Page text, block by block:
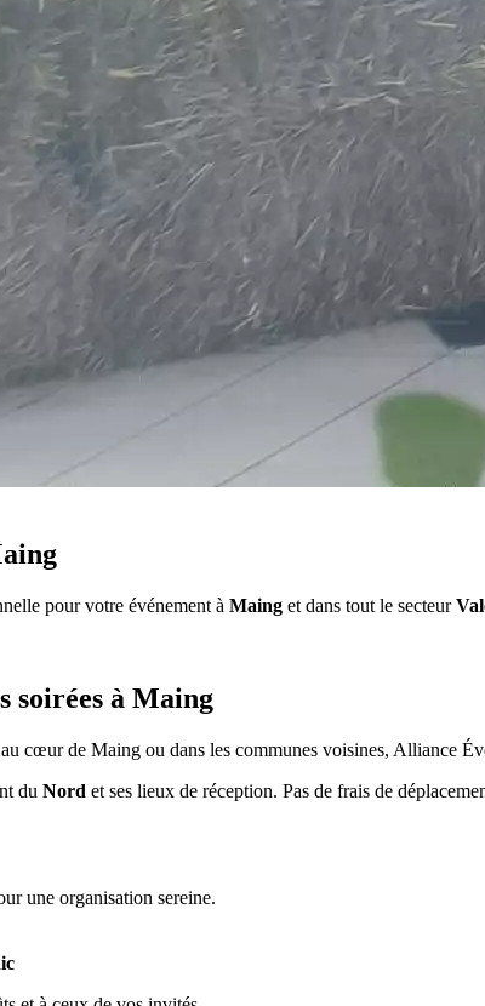
pour votre événement à Maing et dans tout le secteur
soirées à Maing
cœur de Maing ou dans les communes voisines, Alliance
du Nord et ses lieux de réception. Pas de frais de
une organisation sereine.